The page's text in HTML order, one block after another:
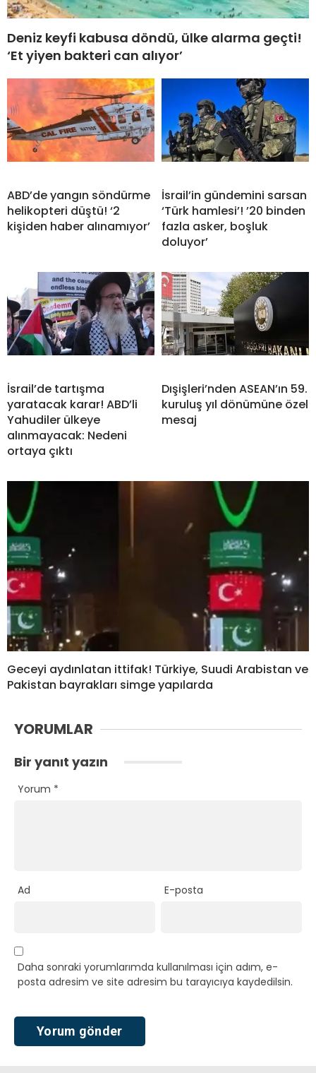
Deniz keyfi kabusa döndü, ülke alarma geçti!
‘Et yiyen bakteri can alıyor’
ABD’de yangın söndürme
helikopteri düştü! ‘2
kişiden haber alınamıyor’
İsrail’in gündemini sarsan
‘Türk hamlesi’! ’20 binden
fazla asker, boşluk
doluyor’
İsrail’de tartışma
yaratacak karar! ABD’li
Yahudiler ülkeye
alınmayacak: Nedeni
ortaya çıktı
Dışişleri’nden ASEAN’ın 59.
kuruluş yıl dönümüne özel
mesaj
Geceyi aydınlatan ittifak! Türkiye, Suudi Arabistan ve
Pakistan bayrakları simge yapılarda
YORUMLAR
Bir yanıt yazın
Yorum *
Ad E-posta
Daha sonraki yorumlarımda kullanılması için adım, e-
posta adresim ve site adresim bu tarayıcıya kaydedilsin.